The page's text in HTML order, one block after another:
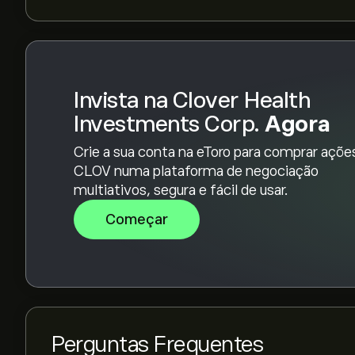
Invista na Clover Health
Investments Corp. Agora
Crie a sua conta na eToro para comprar
CLOV numa plataforma de negociação
multiativos, segura e fácil de usar.
Começar
Perguntas Frequentes